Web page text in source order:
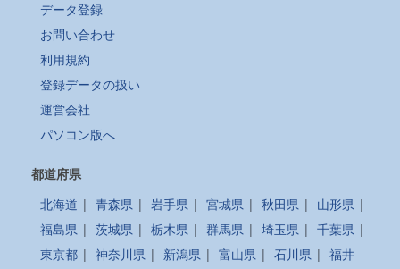
データ登録
お問い合わせ
利用規約
登録データの扱い
運営会社
パソコン版へ
都道府県
北海道 | 青森県 | 岩手県 | 宮城県 | 秋田県 | 山形県 |
福島県 | 茨城県 | 栃木県 | 群馬県 | 埼玉県 | 千葉県 |
東京都 | 神奈川県 | 新潟県 | 富山県 | 石川県 | 福井